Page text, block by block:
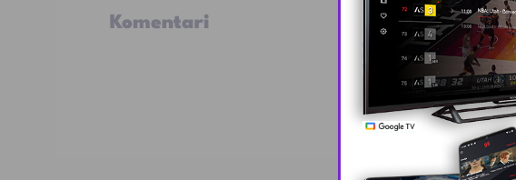
Komentari